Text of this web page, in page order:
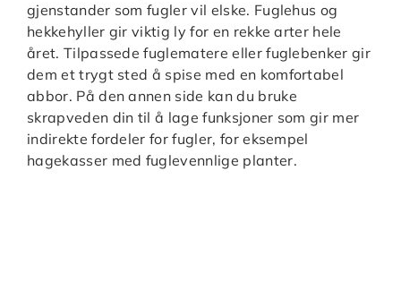
gjenstander som fugler vil elske. Fuglehus og
hekkehyller gir viktig ly for en rekke arter hele
året. Tilpassede fuglematere eller fuglebenker gir
dem et trygt sted å spise med en komfortabel
abbor. På den annen side kan du bruke
skrapveden din til å lage funksjoner som gir mer
indirekte fordeler for fugler, for eksempel
hagekasser med fuglevennlige planter.